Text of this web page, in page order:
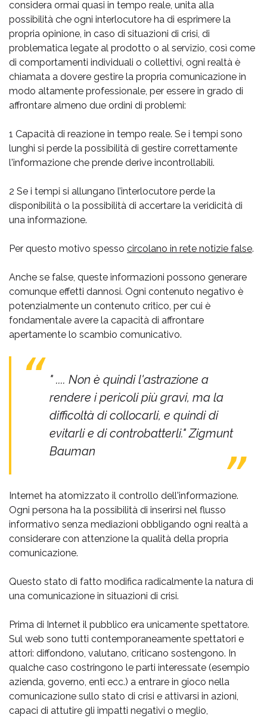
considera ormai quasi in tempo reale, unita alla
possibilità che ogni interlocutore ha di esprimere la
propria opinione, in caso di situazioni di crisi, di
problematica legate al prodotto o al servizio, così come
di comportamenti individuali o collettivi, ogni realtà è
chiamata a dovere gestire la propria comunicazione in
modo altamente professionale, per essere in grado di
affrontare almeno due ordini di problemi:
1 Capacità di reazione in tempo reale. Se i tempi sono
lunghi si perde la possibilità di gestire correttamente
l'informazione che prende derive incontrollabili.
2 Se i tempi si allungano l’interlocutore perde la
disponibilità o la possibilità di accertare la veridicità di
una informazione.
Per questo motivo spesso circolano in rete notizie false.
Anche se false, queste informazioni possono generare
comunque effetti dannosi. Ogni contenuto negativo è
potenzialmente un contenuto critico, per cui è
fondamentale avere la capacità di affrontare
apertamente lo scambio comunicativo.
" .... Non è quindi l'astrazione a
rendere i pericoli più gravi, ma la
difficoltà di collocarli, e quindi di
evitarli e di controbatterli." Zigmunt
Bauman
Internet ha atomizzato il controllo dell'informazione.
Ogni persona ha la possibilità di inserirsi nel flusso
informativo senza mediazioni obbligando ogni realtà a
considerare con attenzione la qualità della propria
comunicazione.
Questo stato di fatto modifica radicalmente la natura di
una comunicazione in situazioni di crisi.
Prima di Internet il pubblico era unicamente spettatore.
Sul web sono tutti contemporaneamente spettatori e
attori: diffondono, valutano, criticano sostengono. In
qualche caso costringono le parti interessate (esempio
azienda, governo, enti ecc.) a entrare in gioco nella
comunicazione sullo stato di crisi e attivarsi in azioni,
capaci di attutire gli impatti negativi o meglio,